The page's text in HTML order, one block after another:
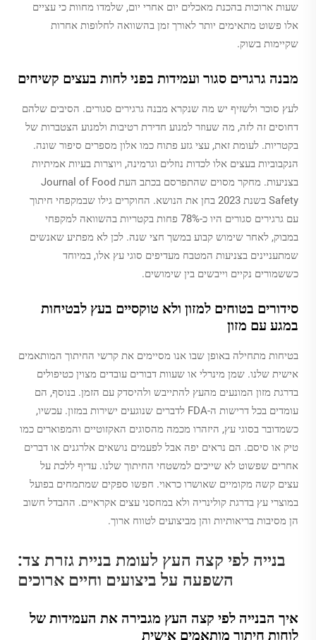
שעות ארוכות בהכנת מאכלים יום אחרי יום, שלמדו מחוות כי עציים
אלו פשוט מתאימים יותר לאורך זמן בהשוואה לחלופות אחרות
שקיימות בשוק.
מבנה גרגרים סגור ועמידות בפני לחות בעצים קשיחים
לעץ סוכר ולשזיף יש מה שנקרא מבנה גרגירים סגורים. הסיבים שלהם
דחוסים זה לזה, מה שעוזר למנוע חדירת רטיבות ולמנוע הצטברות של
בקטריות. לעומת זאת, עצי גזע פתוח כמו אלון מספרים סיפור שונה.
הנקבוביות בעצים אלו לכדות נוזלים וגרמינה, ויוצרות בעיות אמיתיות
בצניעות. מחקר מסוים שהתפרסם בכתב העת Journal of Food
Safety בשנת 2023 בחן את הנושא. החוקרים גילו שבמקפחי חיתוך
עם גרגירים סגורים היו כ-78% פחות בקטריות בהשוואה למקפחי
במבוק, לאחר שימוש קבוע במשך חצי שנה. לכן לא מפתיע שאנשים
שמתעניינים בצניעות המטבח מעדיפים סוגי עץ אלו, במיוחד
כששמורים נקיים וייבשים בין שימושים.
סידורים בטוחים למזון ולא טוקסיים בעץ לבטיחות
במגע עם מזון
בטיחות מתחילה באופן שבו אנו מסיימים את קרשי החיתוך המותאמים
אישית שלנו. שמן מינרלי או שעוות דבורים עובדים מצוין כטיפולים
בדרגת מזון המונעים מהעץ להתייבש ולהיסדק עם הזמן. בנוסף, הם
עומדים בכל דרישות ה-FDA לדברים שנוגעים ישירות במזון. עכשיו,
כשמדובר בסוגי עץ, היזהרו מכמה מהסוגים האקזוטיים והמפוארים כמו
טיק או סיסם. הם נראים יפה אבל לפעמים נושאים אלרגנים או דברים
אחרים שפשוט לא שייכים למשטחי החיתוך שלנו. עדיף ללכת על
עצים קשה מקומיים שאושרו כראוי. חפשו ספקים שמתמחים בפועל
במוצרי עץ בדרגת קולינריה ולא במחסני עצים אקראיים. ההבדל חשוב
הן מסיבות בריאותיות והן מביצועים לטווח ארוך.
בנייה לפי קצה העץ לעומת בניית גזרת צד:
השפעה על ביצועים וחיים ארוכים
איך הבנייה לפי קצה העץ מגבירה את העמידות של
לוחות חיתוך מותאמים אישית